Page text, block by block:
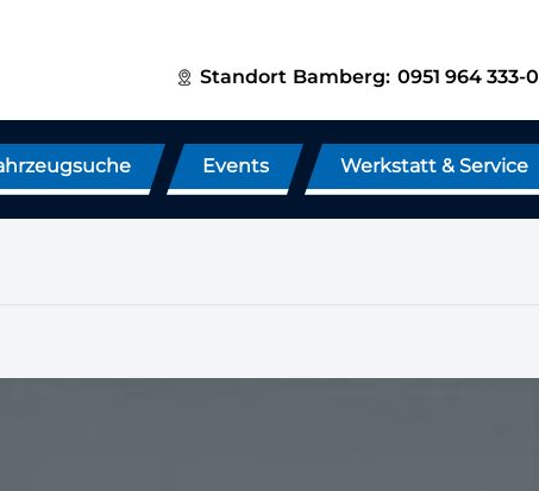
Standort Bamberg: 0951 964 333-0
Events Werkstatt & Service